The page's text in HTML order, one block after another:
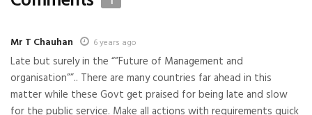
Mr T Chauhan 6 years ago
Late but surely in the “”Future of Management and
organisation””.. There are many countries far ahead in this
matter while these Govt get praised for being late and slow
for the public service. Make all actions with requirements quick